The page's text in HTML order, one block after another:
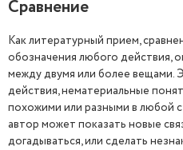
Сравнение
Как литературный прием,
обозначения любого действия,
между двумя или более вещами.
действия, нематериальные
похожими или разными в любой
автор может показать новые
догадываться, или сделать